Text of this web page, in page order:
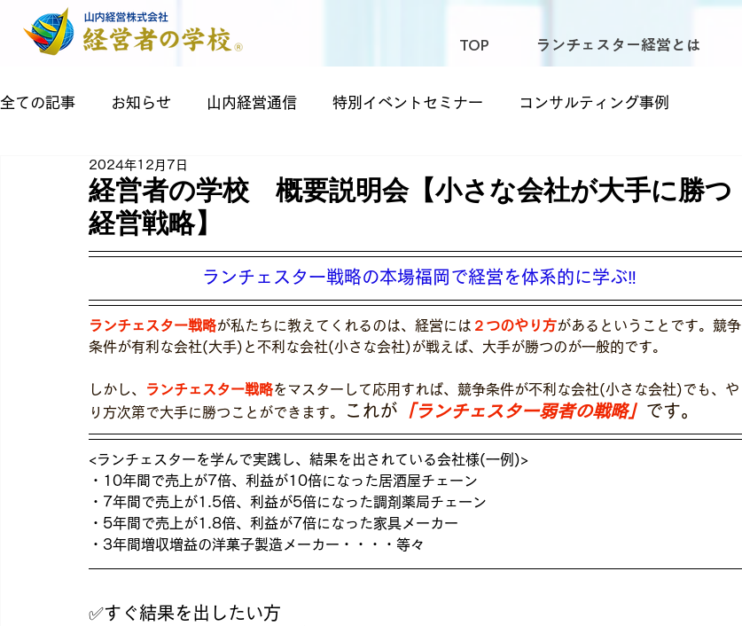
TOP ランチェスター経営とは
全ての記事 お知らせ 山内経営通信 特別イベントセミナー コンサルティング事例
経営者の学校 概要説明会【小さな会社が大手に勝つ
経営戦略】
2024年12月7日
ランチェスター戦略の本場福岡で経営を体系的に学ぶ‼
ランチェスター戦略が私たちに教えてくれるのは、経営には ２つのやり方があるということです。競争
条件が有利な会社(大手)と不利な会社(小さな会社)が戦えば、大手が勝つのが一般的です。
しかし、 ランチェスター戦略をマスターして応用すれば、競争条件が不利な会社(小さな会社)でも、や
り方次第で大手に勝つことができます。
これが 「ランチェスター弱者の戦略」 です。
<ランチェスターを学んで実践し、結果を出されている会社様(一例)>
・10年間で売上が7倍、利益が10倍になった居酒屋チェーン
・7年間で売上が1.5倍、利益が5倍になった調剤薬局チェーン
・5年間で売上が1.8倍、利益が7倍になった家具メーカー
・3年間増収増益の洋菓子製造メーカー・・・・等々
✅すぐ結果を出したい方